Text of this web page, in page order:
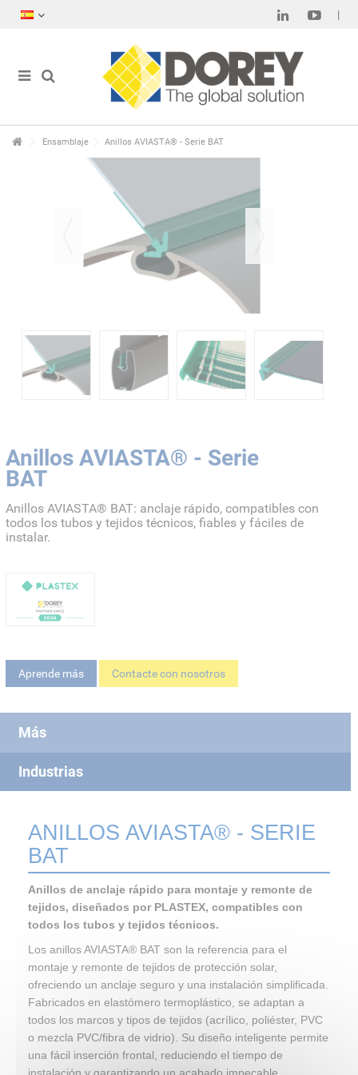
Ensamblaje Anillos AVIASTA® - Serie BAT
Anillos AVIASTA® - Serie
BAT
Anillos AVIASTA® BAT: anclaje rápido, compatibles con
todos los tubos y tejidos técnicos, fiables y fáciles de
instalar.
Aprende más Contacte con nosotros
Más
Industrias
ANILLOS AVIASTA® - SERIE
BAT
Anillos de anclaje rápido para montaje y remonte de
tejidos, diseñados por PLASTEX, compatibles con
todos los tubos y tejidos técnicos.
Los anillos AVIASTA® BAT son la referencia para el
montaje y remonte de tejidos de protección solar,
ofreciendo un anclaje seguro y una instalación simplificada.
Fabricados en elastómero termoplástico, se adaptan a
todos los marcos y tipos de tejidos (acrílico, poliéster, PVC
o mezcla PVC/fibra de vidrio). Su diseño inteligente permite
una fácil inserción frontal, reduciendo el tiempo de